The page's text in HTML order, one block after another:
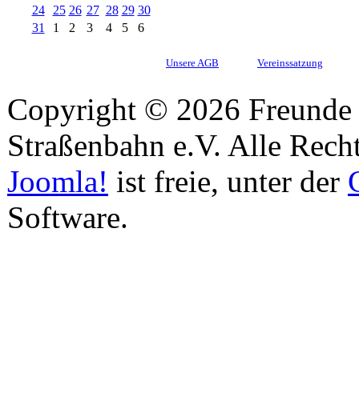
24
25 26 27 28 29 30
31
1 2 3 4 5 6
Unsere AGB Vereinssatzung
Copyright © 2026
Straßenbahn e.V. Alle
Joomla! ist freie, unter der
Software.